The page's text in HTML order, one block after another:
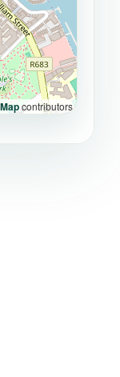
contributors